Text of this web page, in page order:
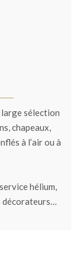
sélection
chapeaux,
à l’air ou à
hélium,
décorateurs…